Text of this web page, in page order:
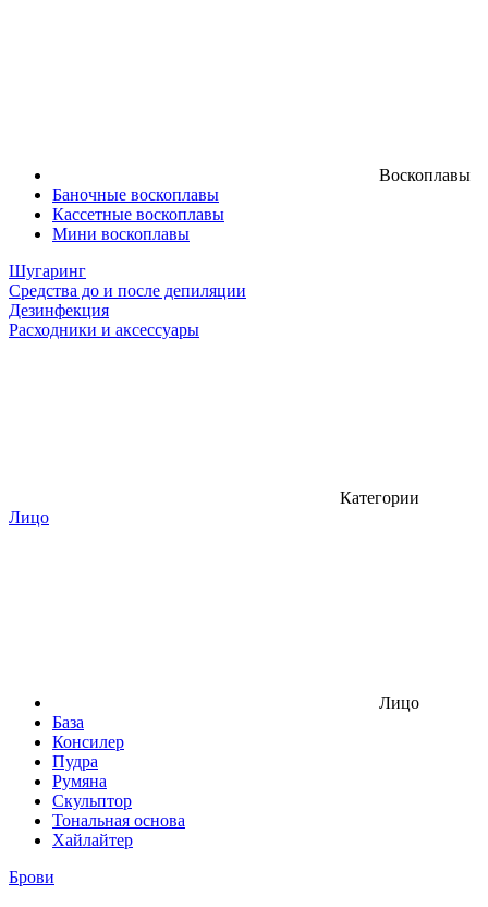
Воскоплавы
Баночные воскоплавы
Кассетные воскоплавы
Мини воскоплавы
Шугаринг
Средства до и после депиляции
Дезинфекция
Расходники и аксессуары
Категории
Лицо
Лицо
База
Консилер
Пудра
Румяна
Скульптор
Тональная основа
Хайлайтер
Брови